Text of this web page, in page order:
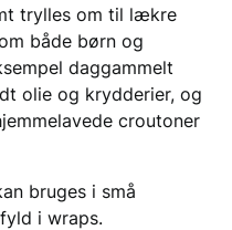
trylles om til lækre
både børn og
daggammelt
olie og krydderier, og
croutoner
bruges i små
i wraps.